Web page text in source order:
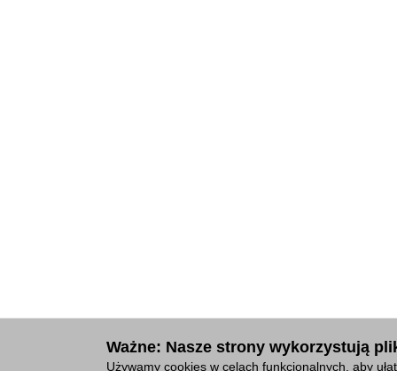
Ważne: Nasze strony wykorzystują
Używamy cookies w celach funkcjonalnych, aby